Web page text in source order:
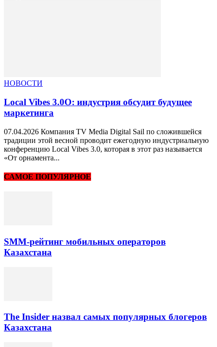
НОВОСТИ
Local Vibes 3.0О: индустрия обсудит будущее
маркетинга
07.04.2026 Компания TV Media Digital Sail по сложившейся
традиции этой весной проводит ежегодную индустриальную
конференцию Local Vibes 3.0, которая в этот раз называется
«От орнамента...
САМОЕ ПОПУЛЯРНОЕ
SMM-рейтинг мобильных операторов
Казахстана
The Insider назвал самых популярных блогеров
Казахстана